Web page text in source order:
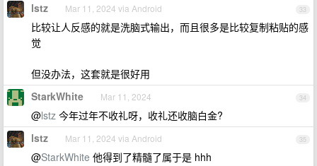
33
lstz Mar 11, 2024 via Android
比较让人反感的就是洗脑式输出，而且很多是比较复制粘贴的感
觉
但没办法，这套就是很好用
34
StarkWhite Mar 11, 2024
@lstz 今年过年不收礼呀，收礼还收脑白金?
35
lstz Mar 11, 2024 via Android
@StarkWhite 他得到了精髓了属于是 hhh